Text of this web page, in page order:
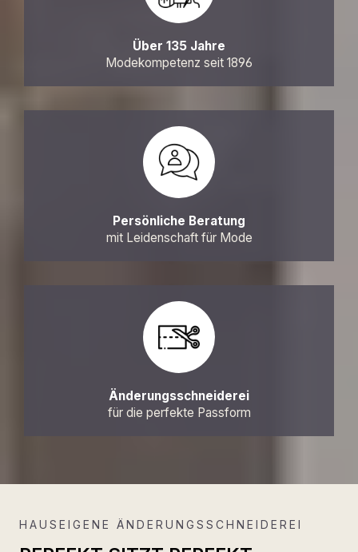
Über 135 Jahre
Modekompetenz seit 1896
Persönliche Beratung
mit Leidenschaft für Mode
Änderungsschneiderei
für die perfekte Passform
HAUSEIGENE ÄNDERUNGSSCHNEIDEREI